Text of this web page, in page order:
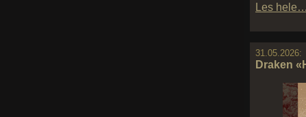
Les hele…
31.05.2026:
Draken